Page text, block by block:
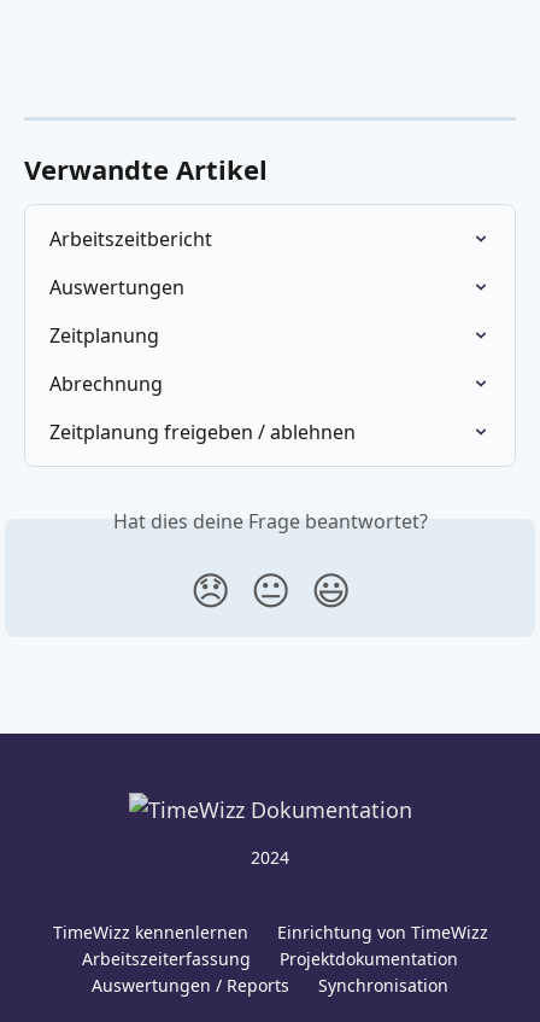
Verwandte Artikel
Arbeitszeitbericht
Auswertungen
Zeitplanung
Abrechnung
Zeitplanung freigeben / ablehnen
Hat dies deine Frage beantwortet?
😞 😐 😃
2024
TimeWizz kennenlernen
Einrichtung von TimeWizz
Arbeitszeiterfassung
Projektdokumentation
Auswertungen / Reports
Synchronisation